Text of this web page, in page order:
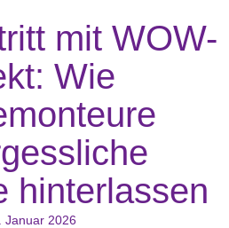
mit WOW-
Wie
hinterlassen
Januar 2026